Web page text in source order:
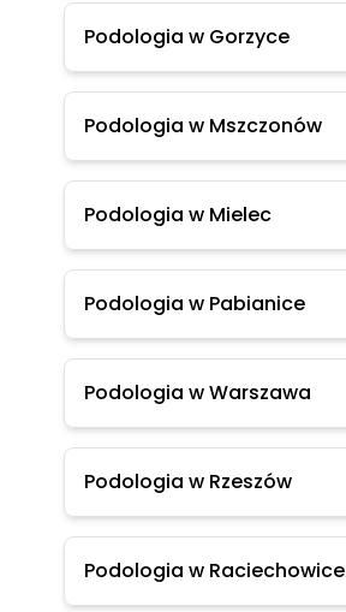
Podologia w Gorzyce
Podologia w Mszczonów
Podologia w Mielec
Podologia w Pabianice
Podologia w Warszawa
Podologia w Rzeszów
Podologia w Raciechowice